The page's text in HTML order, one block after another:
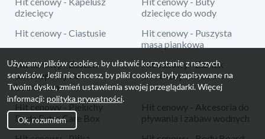
dziecięcy
dziecięce do wody
Hit cenowy - Ciastusie
Hit cenowy - Puszysta
masa piankowa
Hit cenowy - Zestaw
teleskopowy do
badmintona
Hit cenowy - Zamek
dmuchany z koszem
Hit cenowy - Pieluchy
Dada Extra Care Box
Hit cenowy - Akcesoria do
pływania i zabaw wodnych
Używamy plików cookies, by ułatwić korzystanie z naszych
serwisów. Jeśli nie chcesz, by pliki cookies były zapisywane na
Twoim dysku, zmień ustawienia swojej przeglądarki. Więcej
informacji: polityka prywatności.
Ok, rozumiem